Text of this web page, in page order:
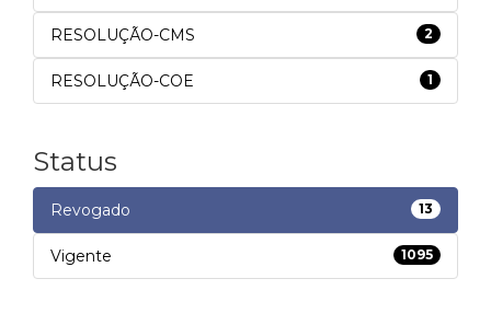
RESOLUÇÃO-CMS 2
RESOLUÇÃO-COE 1
Status
Revogado 13
Vigente 1095